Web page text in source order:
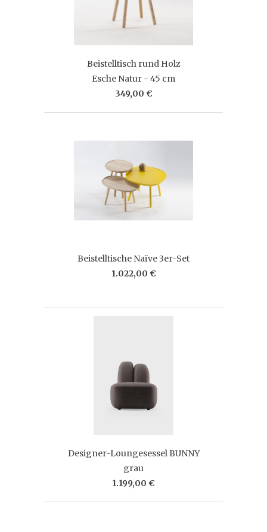
Beistelltisch rund Holz
Esche Natur - 45 cm
349,00 €
Beistelltische Naïve 3er-Set
1.022,00 €
Designer-Loungesessel BUNNY
grau
1.199,00 €